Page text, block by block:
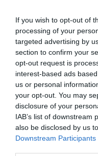
If you wish to opt-out of
processing of your
targeted advertising by
section to confirm your
opt-out request is
interest-based ads
us or personal
your opt-out. You may
disclosure of your
IAB’s list of downstream
also be disclosed by us
Downstream Participants
για τη Γάζα και ζητά
Χακάν Φιντάν: Η λύση
ιδανική επιλογή για
Φωτιά σε χαμηλή
το 112, επιχειρούν
Κλείνει τα 88 του
οι θερμές ευχές από